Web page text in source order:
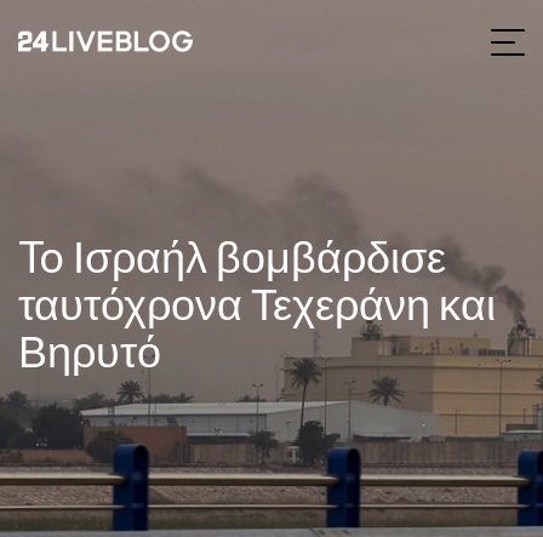
To Ισραήλ βομβάρδισε
ταυτόχρονα Τεχεράνη και
Βηρυτό